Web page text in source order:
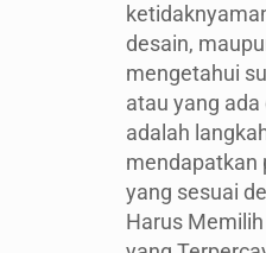
desain,
mengetahui
atau yang
adalah
mendapatkan
yang sesuai
Harus